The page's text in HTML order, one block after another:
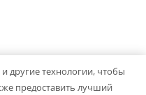
. Powered byColorMag
другие технологии, чтобы
предоставить лучший